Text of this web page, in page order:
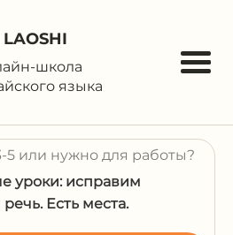
школа
языка
5 или нужно для работы?
уроки: исправим
Есть места.